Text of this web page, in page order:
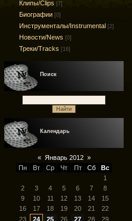
Клипы/Clips [7]
Биографии [0]
Инструменталы/Instrumental [2]
Новости/News [0]
Треки/Tracks [16]
Поиск
Календарь
« Январь 2012 »
Пн
Вт Ср Чт Пт Сб
Вс
1
2
3 4 5 6 7
8
9
10 11 12 13 14
15
16
17 18 19 20 21
22
23
24 25 26 27 28
29